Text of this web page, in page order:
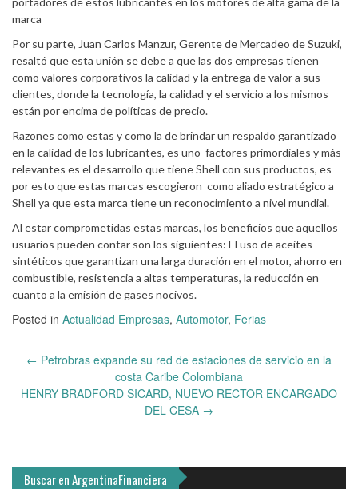
marca
Por su parte, Juan Carlos Manzur, Gerente de Mercadeo de Suzuki,
resaltó que esta unión se debe a que las dos empresas tienen
como valores corporativos la calidad y la entrega de valor a sus
clientes, donde la tecnología, la calidad y el servicio a los mismos
están por encima de políticas de precio.
Razones como estas y como la de brindar un respaldo garantizado
en la calidad de los lubricantes, es uno factores primordiales y más
relevantes es el desarrollo que tiene Shell con sus productos, es
por esto que estas marcas escogieron como aliado estratégico a
Shell ya que esta marca tiene un reconocimiento a nivel mundial.
Al estar comprometidas estas marcas, los beneficios que aquellos
usuarios pueden contar son los siguientes: El uso de aceites
sintéticos que garantizan una larga duración en el motor, ahorro en
combustible, resistencia a altas temperaturas, la reducción en
cuanto a la emisión de gases nocivos.
Posted in Actualidad Empresas, Automotor, Ferias
Post
← Petrobras expande su red de estaciones de servicio en la
costa Caribe Colombiana
HENRY BRADFORD SICARD, NUEVO RECTOR ENCARGADO
DEL CESA →
Buscar en ArgentinaFinanciera